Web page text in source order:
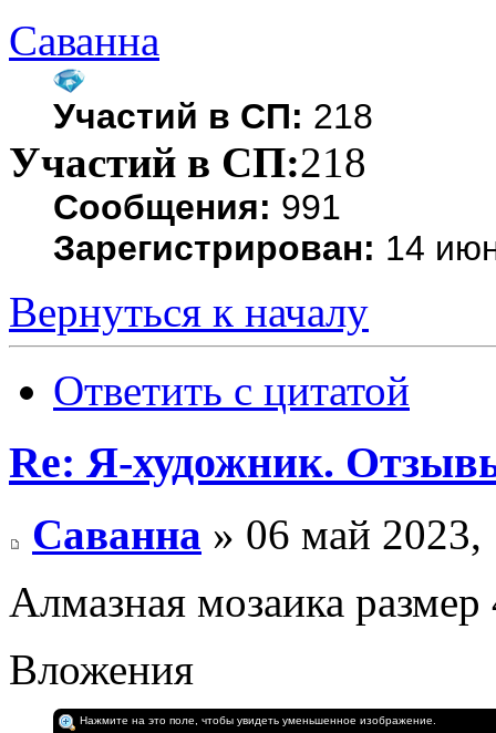
Саванна
Участий в СП: 218
Участий в СП:218
Сообщения: 991
Зарегистрирован: 14
Вернуться к началу
Ответить с цитатой
Re: Я-художник.
Саванна » 06 май 2023,
Алмазная мозаика
Вложения
Нажмите на это поле, чтобы увидеть уменьшенное изображение.